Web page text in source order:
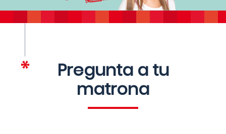
Pregunta a tu
matrona